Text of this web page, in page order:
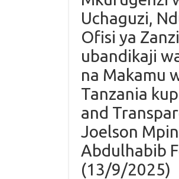
Uchaguzi,
Ofisi ya
ubandikaji
na Makamu
Tanzania
and
Joelson
Abdulhabib
(13/9/2025)